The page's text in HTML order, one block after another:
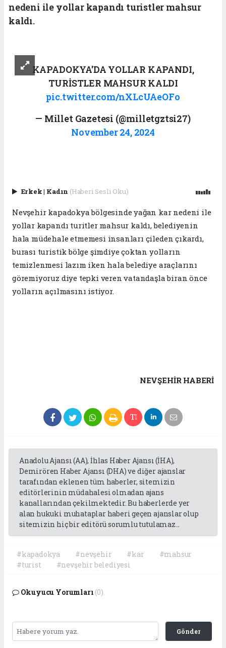
nedeni ile yollar kapandı turistler mahsur
kaldı.
KAPADOKYA'DA YOLLAR KAPANDI,
TURİSTLER MAHSUR KALDI
pic.twitter.com/nXLcUAeOFo
— Millet Gazetesi (@milletgztsi27)
November 24, 2024
Erkek| Kadın (Haberi Sesli Oku)
Nevşehir kapadokya bölgesinde yağan kar nedeni ile
yollar kapandı turitler mahsur kaldı, belediyenin
hala müdehale etmemesi insanları çileden çıkardı,
burası turistik bölge şimdiye çoktan yolların
temizlenmesi lazım iken hala belediye araçlarını
göremiyoruz diye tepki veren vatandaşla biran önce
yolların açılmasını istiyor.
NEVŞEHIR HABERİ
Anadolu Ajansı (AA), İhlas Haber Ajansı (İHA),
Demirören Haber Ajansı (DHA) ve diğer ajanslar
tarafından eklenen tüm haberler, sitemizin
editörlerinin müdahalesi olmadan ajans
kanallarından çekilmektedir. Bu haberlerde yer
alan hukuki muhataplar haberi geçen ajanslar olup
sitemizin hiç bir editörü sorumlu tutulamaz...
#kapadokya #nevşehir #kar
#mahsur
#turist
#nevşehir belediyesi
Okuyucu Yorumları (0)
Gönder